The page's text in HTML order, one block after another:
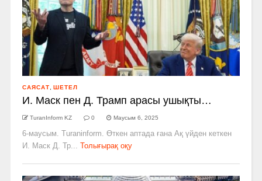
САЯСАТ ШЕТЕЛ
И. Маск пен Д. Трамп арасы ушықты…
TuranInform KZ 0 Маусым 6, 2025
6-маусым. Turaninform. Өткен аптада ғана Ақ үйден кеткен
И. Маск Д. Тр...
Толығырақ оқу